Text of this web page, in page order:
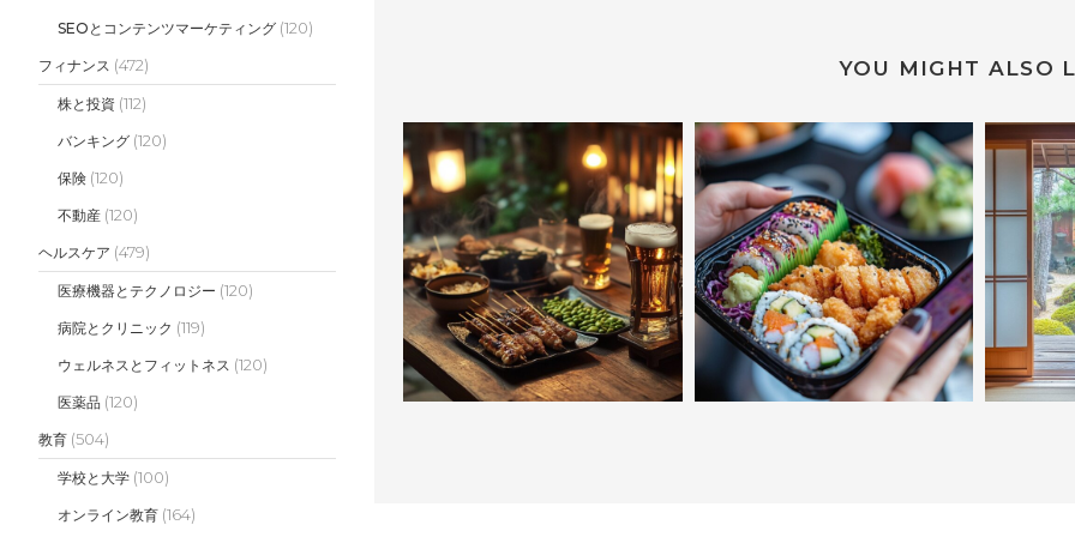
SEOとコンテンツマーケティング (120)
フィナンス (472)
株と投資 (112)
バンキング (120)
保険 (120)
不動産 (120)
ヘルスケア (479)
医療機器とテクノロジー (120)
病院とクリニック (119)
ウェルネスとフィットネス (120)
医薬品 (120)
教育 (504)
学校と大学 (100)
オンライン教育 (164)
YOU MIGHT ALSO